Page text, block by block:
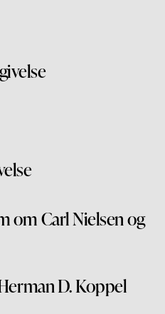
om Carl Nielsen og
D. Koppel